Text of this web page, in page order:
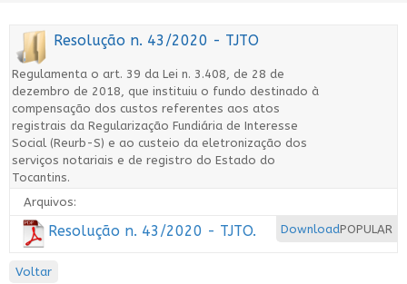
Resolução n. 43/2020 - TJTO
Regulamenta o art. 39 da Lei n. 3.408, de 28 de
dezembro de 2018, que instituiu o fundo destinado à
compensação dos custos referentes aos atos
registrais da Regularização Fundiária de Interesse
Social (Reurb-S) e ao custeio da eletronização dos
serviços notariais e de registro do Estado do
Tocantins.
Arquivos:
POPULAR
Download
Resolução n. 43/2020 - TJTO.
Voltar